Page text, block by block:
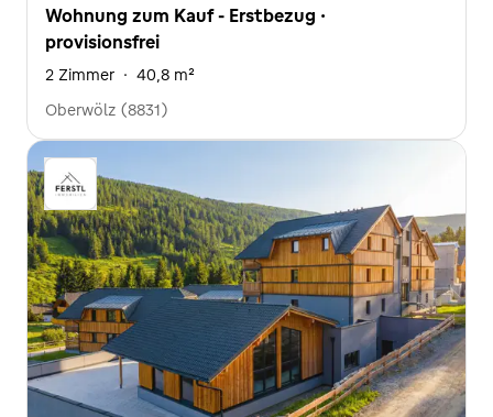
Wohnung zum Kauf - Erstbezug ·
provisionsfrei
2 Zimmer · 40,8 m²
Oberwölz (8831)